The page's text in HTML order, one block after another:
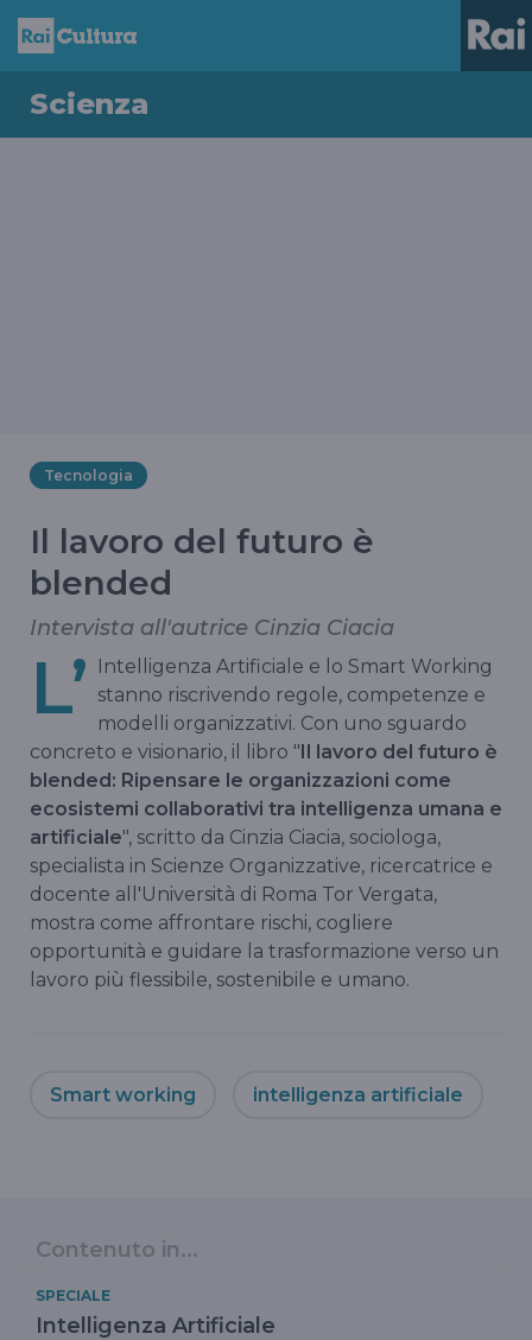
Scienza
Tecnologia
Il lavoro del futuro è
blended
Intervista all'autrice Cinzia Ciacia
L’
Intelligenza Artificiale e lo Smart Working
stanno riscrivendo regole, competenze e
modelli organizzativi. Con uno sguardo
concreto e visionario, il libro "Il lavoro del futuro è
blended: Ripensare le organizzazioni come
ecosistemi collaborativi tra intelligenza umana e
artificiale", scritto da Cinzia Ciacia, sociologa,
specialista in Scienze Organizzative, ricercatrice e
docente all'Università di Roma Tor Vergata,
mostra come affrontare rischi, cogliere
opportunità e guidare la trasformazione verso un
lavoro più flessibile, sostenibile e umano.
Smart working intelligenza artificiale
Contenuto in...
SPECIALE
Intelligenza Artificiale